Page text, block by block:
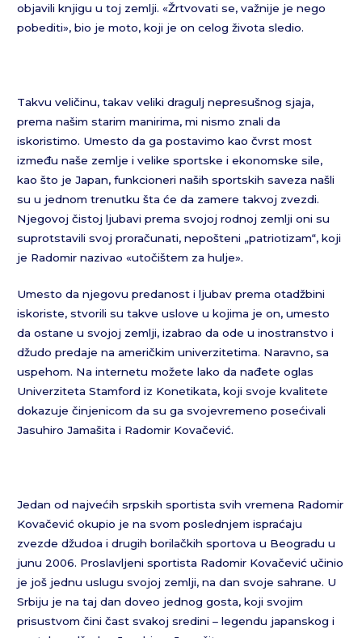
objavili knjigu u toj zemlji. «Žrtvovati se, važnije je nego
pobediti», bio je moto, koji je on celog života sledio.
Takvu veličinu, takav veliki dragulj nepresušnog sjaja,
prema našim starim manirima, mi nismo znali da
iskoristimo. Umesto da ga postavimo kao čvrst most
između naše zemlje i velike sportske i ekonomske sile,
kao što je Japan, funkcioneri naših sportskih saveza našli
su u jednom trenutku šta će da zamere takvoj zvezdi.
Njegovoj čistoj ljubavi prema svojoj rodnoj zemlji oni su
suprotstavili svoj proračunati, nepošteni „patriotizam“, koji
je Radomir nazivao «utočištem za hulje».
Umesto da njegovu predanost i ljubav prema otadžbini
iskoriste, stvorili su takve uslove u kojima je on, umesto
da ostane u svojoj zemlji, izabrao da ode u inostranstvo i
džudo predaje na američkim univerzitetima. Naravno, sa
uspehom. Na internetu možete lako da nađete oglas
Univerziteta Stamford iz Konetikata, koji svoje kvalitete
dokazuje činjenicom da su ga svojevremeno posećivali
Jasuhiro Jamašita i Radomir Kovačević.
Jedan od najvećih srpskih sportista svih vremena Radomir
Kovačević okupio je na svom poslednjem ispraćaju
zvezde džudoa i drugih borilačkih sportova u Beogradu u
junu 2006. Proslavljeni sportista Radomir Kovačević učinio
je još jednu uslugu svojoj zemlji, na dan svoje sahrane. U
Srbiju je na taj dan doveo jednog gosta, koji svojim
prisustvom čini čast svakoj sredini – legendu japanskog i